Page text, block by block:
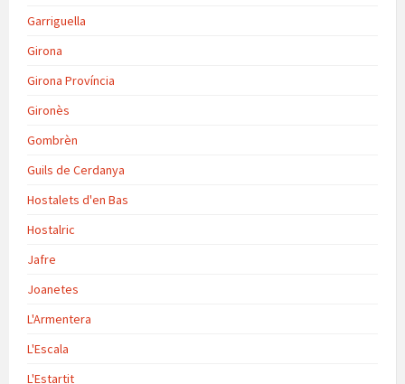
Garriguella
Girona
Girona Província
Gironès
Gombrèn
Guils de Cerdanya
Hostalets d'en Bas
Hostalric
Jafre
Joanetes
L'Armentera
L'Escala
L'Estartit